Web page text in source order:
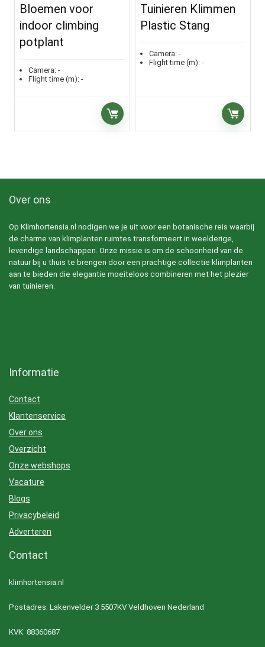
Bloemen voor
indoor climbing
potplant
Camera: -
Flight time (m): -
Tuinieren Klimmen
Plastic Stang
Camera: -
Flight time (m): -
Over ons
Op Klimhortensia.nl nodigen we je uit voor een botanische reis waarbij
de charme van klimplanten ruimtes transformeert in weelderige,
levendige landschappen. Onze missie is om de schoonheid van de
natuur bij u thuis te brengen door een prachtige collectie klimplanten
aan te bieden die elegantie moeiteloos combineren met het plezier
van tuinieren.
Informatie
Contact
Klantenservice
Over ons
Overzicht
Onze webshops
Vacature
Blogs
Privacybeleid
Adverteren
Contact
klimhortensia.nl
Postadres: Lakenvelder 3 5507KV Veldhoven Nederland
KVK: 88360687